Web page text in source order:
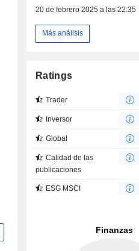
20 de febrero 2025 a las 22:35
Más análisis
Ratings
Trader
Inversor
Global
Calidad de las
publicaciones
ESG MSCI